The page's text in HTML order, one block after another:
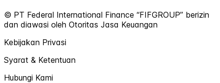
© PT Federal International Finance “FIFGROUP” berizin
dan diawasi oleh Otoritas Jasa Keuangan
Kebijakan Privasi
Syarat & Ketentuan
Hubungi Kami